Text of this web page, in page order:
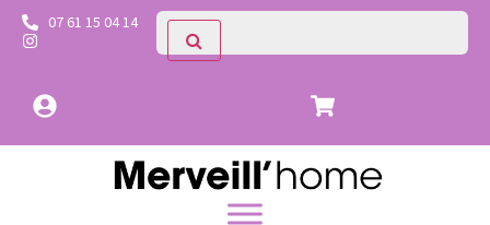
07 61 15 04 14